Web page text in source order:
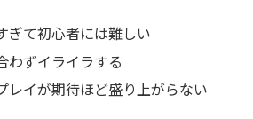
ぎて初心者には難しい
わずイライラする
レイが期待ほど盛り上がらない